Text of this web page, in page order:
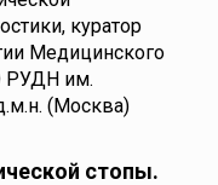
куратор
Медицинского
РУДН им.
(Москва)
стопы.